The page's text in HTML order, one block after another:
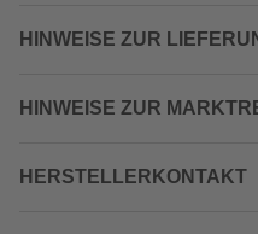
HINWEISE ZUR
HINWEISE ZUR
HERSTELLERKONTAKT